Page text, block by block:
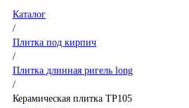
Каталог
/
Плитка под кирпич
/
Плитка длинная ригель long
/
Керамическая плитка TP105